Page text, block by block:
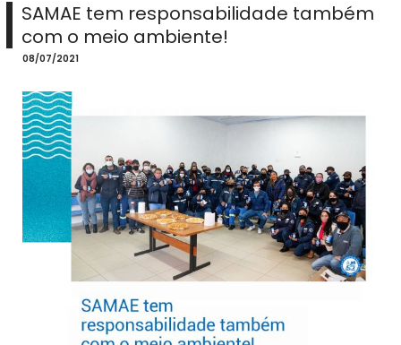
SAMAE tem responsabilidade também
com o meio ambiente!
08/07/2021